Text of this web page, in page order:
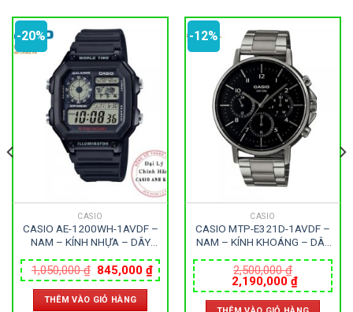
-20%
CASIO
CASIO AE-1200WH-1AVDF –
NAM – KÍNH NHỰA – DÂY
MÁY NHẬT
1,050,000₫ Giá
gốc
là:
1,050,000 ₫.
845,000₫Giá
hiện
THÊM VÀO GIỎ HÀNG
-12%
CASIO
CASIO MTP-E321D-1AVDF –
NAM – KÍNH KHOÁNG – DÂY
44.7MM – MÁY NHẬT
2,500,000₫
Giá
gốc
là:
2,190,000₫Giá
hiện
tại